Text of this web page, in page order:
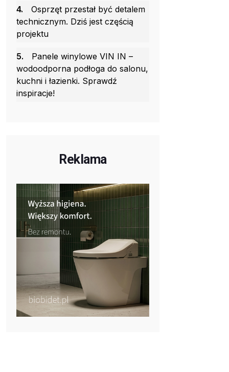
4.
Osprzęt przestał być detalem
technicznym. Dziś jest częścią
projektu
5.
Panele winylowe VIN IN –
wodoodporna podłoga do salonu,
kuchni i łazienki. Sprawdź
inspiracje!
Reklama